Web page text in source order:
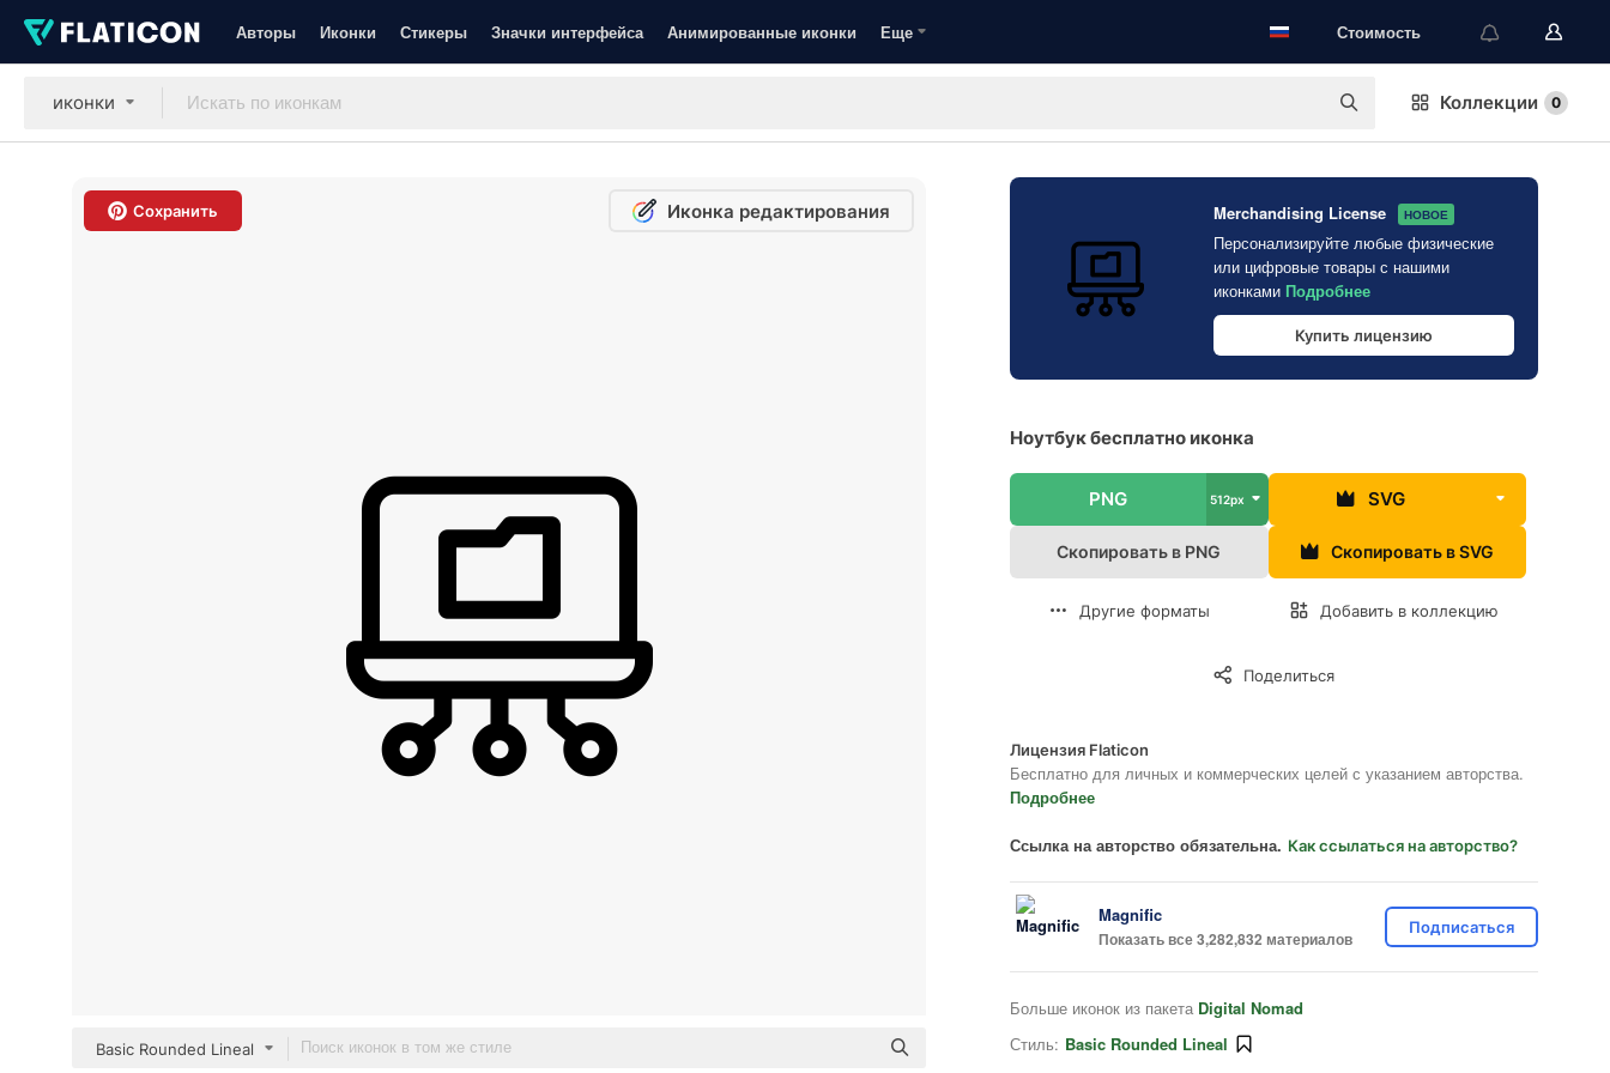
Авторы Иконки Стикеры Значки интерфейса Анимированные иконки Еще Стоимость
иконки Коллекции 0
Сохранить Иконка редактирования
Basic Rounded Lineal
Merchandising License НОВОЕ
Персонализируйте любые физические
или цифровые товары с нашими
иконками Подробнее
Купить лицензию
Ноутбук бесплатно иконка
PNG 512px SVG
Скопировать в PNG Скопировать в SVG
Другие форматы Добавить в коллекцию
Поделиться
Лицензия Flaticon
Бесплатно для личных и коммерческих целей с указанием авторства.
Подробнее
Ссылка на авторство обязательна. Как ссылаться на авторство?
Magnific
Показать все 3,282,832 материалов
Подписаться
Больше иконок из пакета Digital Nomad
Стиль: Basic Rounded Lineal